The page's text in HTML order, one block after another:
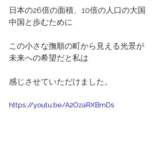
日本の26倍の面積、10倍の人口の大国
中国と歩むために
この小さな撫順の町から見える光景が
未来への希望だと私は
感じさせていただけました。
https://youtu.be/A2OzaRXBmDs